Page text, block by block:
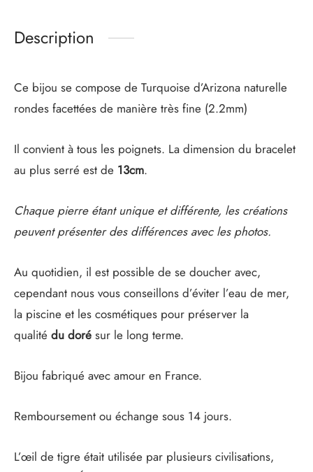
Description
Ce bijou se compose de Turquoise d’Arizona naturelle
rondes facettées de manière très fine (2.2mm)
Il convient à tous les poignets. La dimension du bracelet
au plus serré est de 13cm.
Chaque pierre étant unique et différente, les créations
peuvent présenter des différences avec les photos.
Au quotidien, il est possible de se doucher avec,
cependant nous vous conseillons d’éviter l’eau de mer,
la piscine et les cosmétiques pour préserver la
qualité du doré sur le long terme.
Bijou fabriqué avec amour en France.
Remboursement ou échange sous 14 jours.
L’œil de tigre était utilisée par plusieurs civilisations,